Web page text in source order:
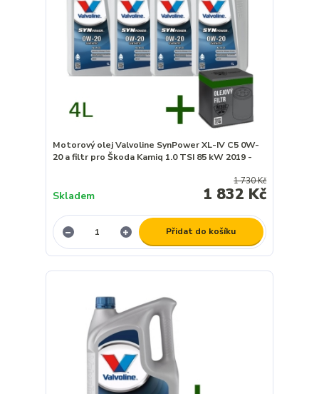
Motorový olej Valvoline SynPower XL-IV C5 0W-
20 a filtr pro Škoda Kamiq 1.0 TSI 85 kW 2019 -
1 730 Kč
1 832 Kč
Skladem
Přidat do košíku